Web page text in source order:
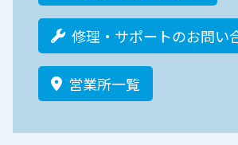
修理・サポートのお問い
営業所一覧